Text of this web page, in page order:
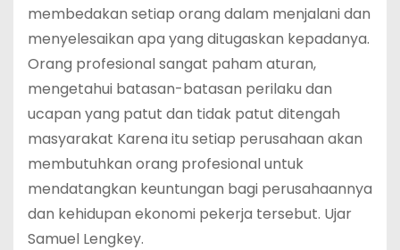
membedakan setiap orang dalam menjalani dan
menyelesaikan apa yang ditugaskan kepadanya.
Orang profesional sangat paham aturan,
mengetahui batasan-batasan perilaku dan
ucapan yang patut dan tidak patut ditengah
masyarakat Karena itu setiap perusahaan akan
membutuhkan orang profesional untuk
mendatangkan keuntungan bagi perusahaannya
dan kehidupan ekonomi pekerja tersebut. Ujar
Samuel Lengkey.